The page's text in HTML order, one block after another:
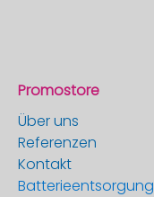
Promostore
Über uns
Referenzen
Kontakt
Batterieentsorgung